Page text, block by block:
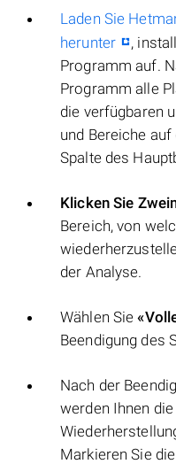
Laden Sie
herunter
,
Programm auf.
Programm alle
die verfügbaren
und Bereiche
Spalte des
Klicken Sie
Bereich, von
der Analyse.
Wählen Sie
Beendigung des
Nach der
werden Ihnen
Markieren Sie